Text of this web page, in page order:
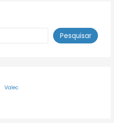
Pesquisar
Valec